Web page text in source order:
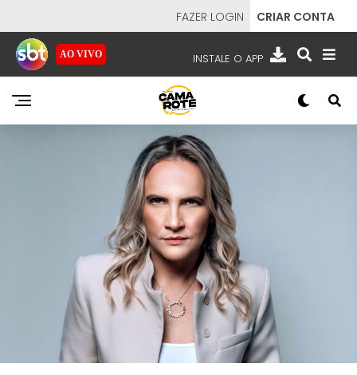
FAZER LOGIN CRIAR CONTA
AO VIVO INSTALE O APP
EMISSORAS
- SISTEMA BRASILEIRO DE TELEVISÃO